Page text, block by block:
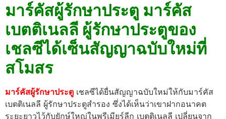
มาร์คัสผู้รักษาประตู มาร์คัส
เบตติเนลลี ผู้รักษาประตูของ
เชลซีได้เซ็นสัญญาฉบับใหม่ที่
สโมสร
มาร์คัสผู้รักษาประตู เชลซีได้ยื่นสัญญาฉบับใหม่ให้กับมาร์คัส
เบตติเนลลี ผู้รักษาประตูสำรอง ซึ่งได้เห็นว่าเขาฝากอนาคต
ระยะยาวไว้กับยักษ์ใหญ่ในพรีเมียร์ลีก เบตติเนลลี เปลี่ยนจาก